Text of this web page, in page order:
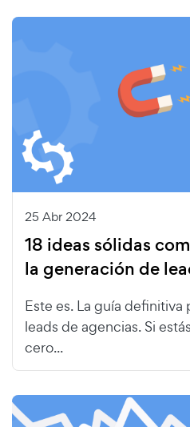
25 Abr 2024
18 ideas sólidas
la generación de
Este es. La guía definitiva
leads de agencias. Si
cero...